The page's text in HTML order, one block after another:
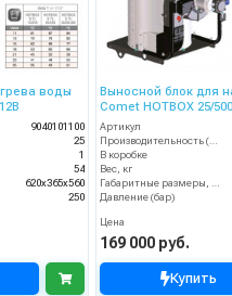
воды
9040101100
25
1
54
620x365x560
250
Выносной блок для
Comet HOTBOX 25/
Артикул
В коробке
Вес, кг
Давление (бар)
Цена
169 000 руб.
Купить